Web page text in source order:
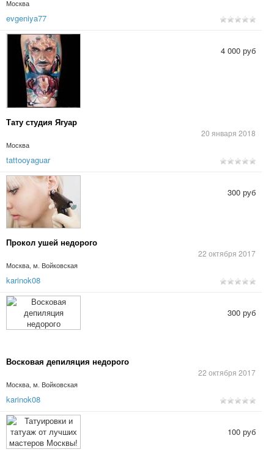
Москва
evgeniya77
Тату студия Ягуар
20 января 2018
Москва
4 000 руб
tattooyaguar
Прокол ушей недорого
22 октября 2017
Москва, м. Войковская
300 руб
karinok08
Восковая депиляция недорого
22 октября 2017
Москва, м. Войковская
300 руб
karinok08
100 руб